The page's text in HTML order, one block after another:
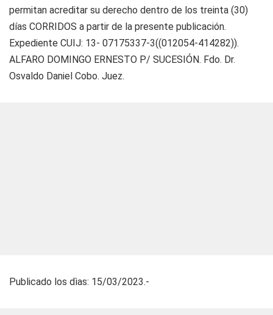
permitan acreditar su derecho dentro de los treinta (30)
días CORRIDOS a partir de la presente publicación.
Expediente CUIJ: 13- 07175337-3((012054-414282)).
ALFARO DOMINGO ERNESTO P/ SUCESIÓN. Fdo. Dr.
Osvaldo Daniel Cobo. Juez.
Publicado los dìas: 15/03/2023.-